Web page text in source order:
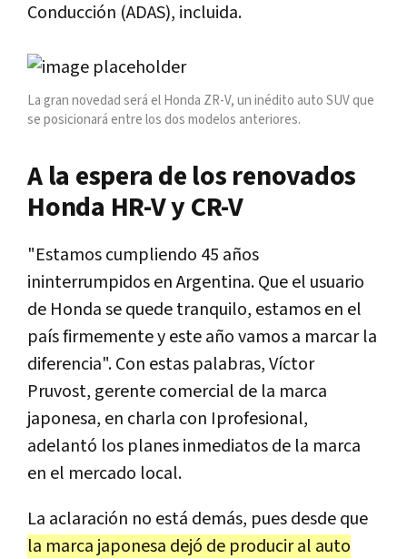
Conducción (ADAS), incluida.
La gran novedad será el Honda ZR-V, un inédito auto SUV que
se posicionará entre los dos modelos anteriores.
A la espera de los renovados
Honda HR-V y CR-V
"Estamos cumpliendo 45 años
ininterrumpidos en Argentina. Que el usuario
de Honda se quede tranquilo, estamos en el
país firmemente y este año vamos a marcar la
diferencia". Con estas palabras, Víctor
Pruvost, gerente comercial de la marca
japonesa, en charla con Iprofesional,
adelantó los planes inmediatos de la marca
en el mercado local.
La aclaración no está demás, pues desde que
la marca japonesa dejó de producir al auto